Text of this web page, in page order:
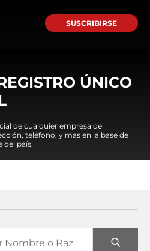
SUSCRIBIRSE
ÚNICO
de cualquier empresa de
teléfono, y mas en la base de
del país.